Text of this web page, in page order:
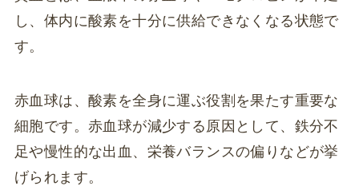
し、体内に酸素を十分に供給できなくなる状態で
す。
赤血球は、酸素を全身に運ぶ役割を果たす重要な
細胞です。赤血球が減少する原因として、鉄分不
足や慢性的な出血、栄養バランスの偏りなどが挙
げられます。